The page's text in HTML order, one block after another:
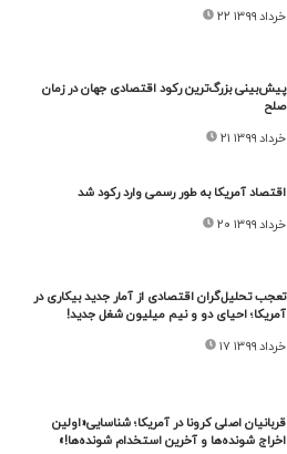
۲۲ خرداد ۱۳۹۹
پیش‌بینی بزرگ‌ترین رکود اقتصادی جهان در زمان
صلح
۲۱ خرداد ۱۳۹۹
اقتصاد آمریکا به طور رسمی وارد رکود شد
۲۰ خرداد ۱۳۹۹
تعجب تحلیل‌گران اقتصادی از آمار جدید بیکاری در
آمریکا؛ احیای دو و نیم میلیون شغل جدید!
۱۷ خرداد ۱۳۹۹
قربانیان اصلی کرونا در آمریکا؛ شناسایی«اولین
اخراج شونده‌ها و آخرین استخدام شونده‌ها!»